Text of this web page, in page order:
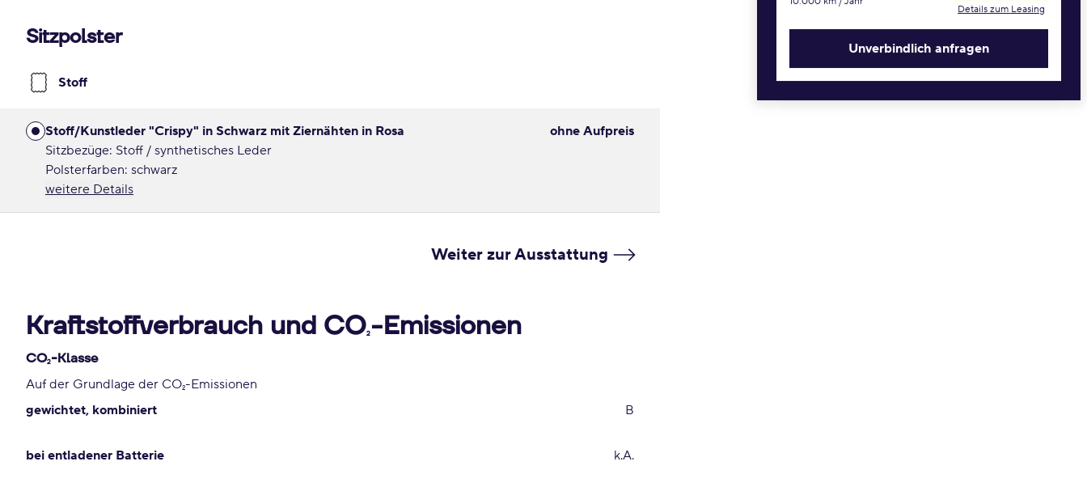
Sitzpolster
Stoff
Stoff/Kunstleder "Crispy" in Schwarz mit Ziernähten in Rosa
Sitzbezüge: Stoff / synthetisches Leder
Polsterfarben: schwarz
weitere Details
ohne Aufpreis
Weiter zur Ausstattung
Kraftstoffverbrauch und CO2-Emissionen
CO2-Klasse
Auf der Grundlage der CO2-Emissionen
gewichtet, kombiniert
B
bei entladener Batterie k.A.
Details zum Leasing
Unverbindlich anfragen